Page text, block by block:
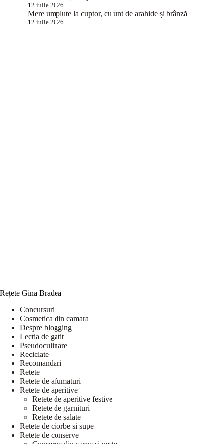
12 iulie 2026
Mere umplute la cuptor, cu unt de arahide și brânză
12 iulie 2026
Rețete Gina Bradea
Concursuri
Cosmetica din camara
Despre blogging
Lectia de gatit
Pseudoculinare
Reciclate
Recomandari
Retete
Retete de afumaturi
Retete de aperitive
Retete de aperitive festive
Retete de garnituri
Retete de salate
Retete de ciorbe si supe
Retete de conserve